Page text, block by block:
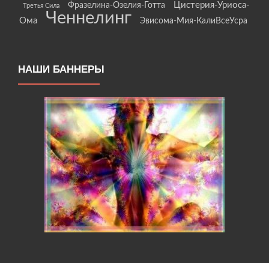
Третья Сила Фразелина-Озелия-Готта
Цистерия-Уриоса-
Ома
Ченнелинг Эвисома-Мия-КалиВсеУсра
НАШИ БАННЕРЫ